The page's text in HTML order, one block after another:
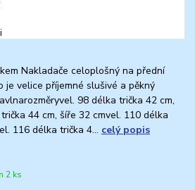
Nakladače celoplošný na přední
je velice příjemné slušivé a pěkný
98 délka trička 42 cm,
44 cm, šíře 32 cmvel. 110 délka
116 délka trička 4... celý popis
2 ks